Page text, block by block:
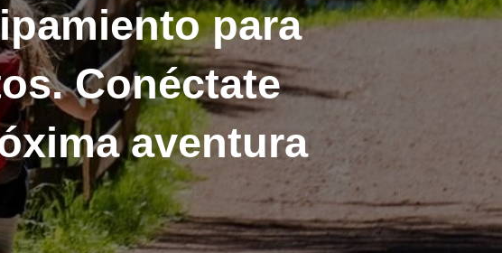
para
Conéctate
aventura